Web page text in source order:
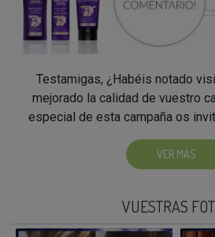
Testamigas, ¿Habéis notado
mejorado la calidad de vuestro
especial de esta campaña os
VER MÁS
VUESTRAS